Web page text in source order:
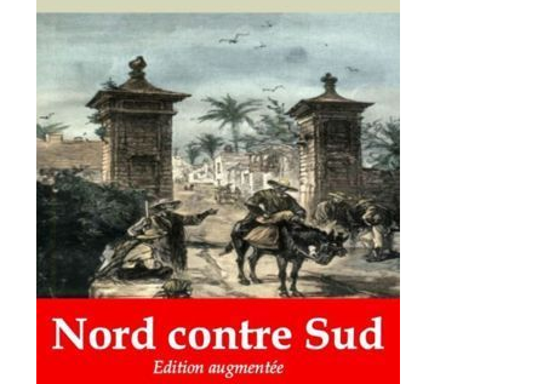
AJOUTER AU PANIER / DÉTAILS